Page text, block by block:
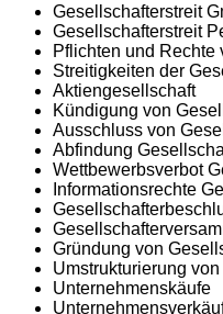
Gesellschafterstreit
Gesellschafterstreit
Pflichten und Rechte
Streitigkeiten der
Aktiengesellschaft
Kündigung von
Ausschluss von
Abfindung
Wettbewerbsverbot
Informationsrechte
Gründung von
Umstrukturierung
Unternehmenskäufe